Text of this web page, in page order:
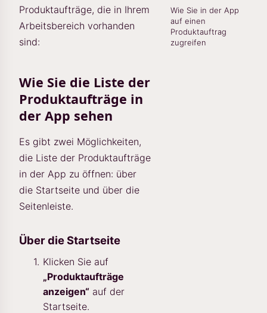
Produktaufträge, die in Ihrem
Arbeitsbereich vorhanden
sind:
Wie Sie die Liste der
Produktaufträge in
der App sehen
Es gibt zwei Möglichkeiten,
die Liste der Produktaufträge
in der App zu öffnen: über
die Startseite und über die
Seitenleiste.
Über die Startseite
Klicken Sie auf
„Produktaufträge
anzeigen“ auf der
Startseite.
Wie Sie in der App
auf einen
Produktauftrag
zugreifen